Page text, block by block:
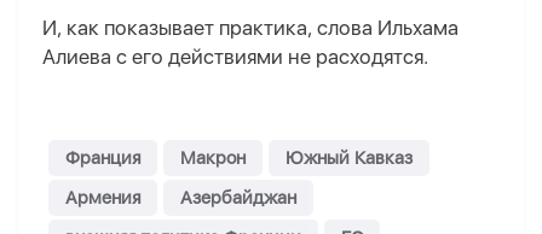
И, как показывает практика, слова Ильхама
Алиева с его действиями не расходятся.
Франция Макрон
Южный Кавказ
Армения
Азербайджан